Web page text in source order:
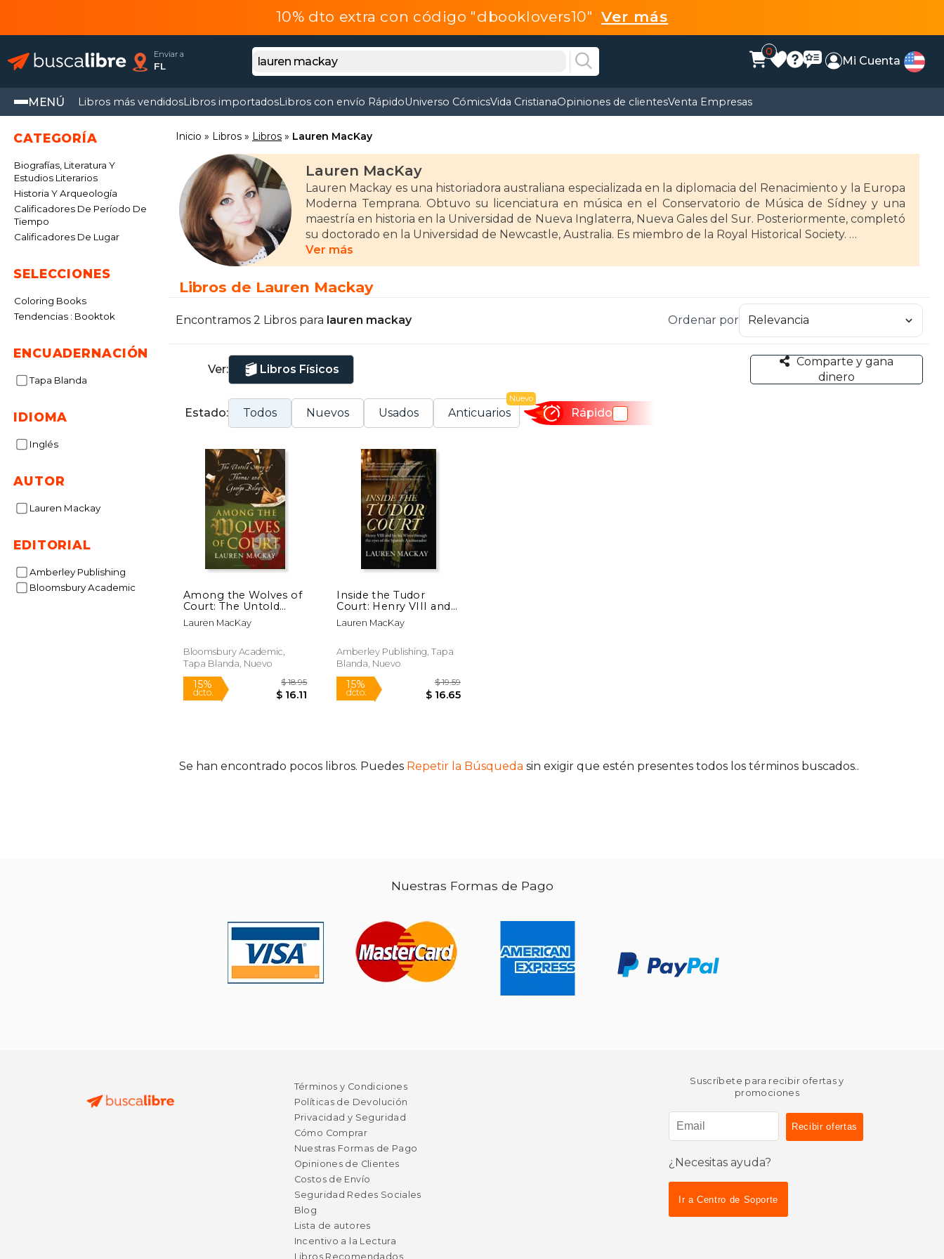
10% dto extra con código "dbooklovers10" Ver más
Enviar a
FL
0
Mi Cuenta
MENÚ Libros más vendidosLibros importadosLibros con envío RápidoUniverso CómicsVida CristianaOpiniones de clientesVenta Empresas
CATEGORÍA
Biografías, Literatura Y
Estudios Literarios
Historia Y Arqueología
Calificadores De Período De
Tiempo
Calificadores De Lugar
SELECCIONES
Coloring Books
Tendencias : Booktok
ENCUADERNACIÓN
Tapa Blanda
IDIOMA
Inglés
AUTOR
Lauren Mackay
EDITORIAL
Amberley Publishing
Bloomsbury Academic
Inicio Libros Libros Lauren MacKay
Lauren MacKay
Lauren Mackay es una historiadora australiana especializada en la diplomacia del Renacimiento y la Europa
Moderna Temprana. Obtuvo su licenciatura en música en el Conservatorio de Música de Sídney y una
maestría en historia en la Universidad de Nueva Inglaterra, Nueva Gales del Sur. Posteriormente, completó
su doctorado en la Universidad de Newcastle, Australia. Es miembro de la Royal Historical Society.
Entre sus obras destacadas se encuentra "Inside the Tudor Court: Henry VIII and his Six Wives through the
eyes of the Spanish Ambassador" (2014), una biografía que ofrece una perspectiva única de la corte Tudor.
También es autora de "Among The Wolves of Court: The Untold Story of Thomas and George Boleyn"
(2018), una biografía que explora la vida de los hermanos Boleyn. Además, contribuyó al "Wolf Hall
Companion" (2015), una guía literaria que complementa la famosa novela histórica.
Ver más
Libros de Lauren Mackay
Encontramos 2 Libros para lauren mackay Ordenar por
Ver: Libros Físicos
Comparte y gana
dinero
Estado: Todos Nuevos Usados Anticuarios
Nuevo
Rápido
Among the Wolves of
Court: The Untold
Story of Thomas and
George Boleyn (en
Lauren MacKay
Bloomsbury Academic,
Tapa Blanda, Nuevo
15%
dcto. $ 16.11
Inside the Tudor
Court: Henry VIII and
His Six Wives Through
the Eyes of the
(en Inglés)
Lauren MacKay
Amberley Publishing, Tapa
Blanda, Nuevo
15%
dcto. $ 16.65
Se han encontrado pocos libros. Puedes Repetir la Búsqueda sin exigir que estén presentes todos los términos buscados..
Nuestras Formas de Pago
Términos y Condiciones
Políticas de Devolución
Privacidad y Seguridad
Cómo Comprar
Nuestras Formas de Pago
Opiniones de Clientes
Costos de Envío
Seguridad Redes Sociales
Blog
Lista de autores
Incentivo a la Lectura
Libros Recomendados
Suscríbete para recibir ofertas y
promociones
¿Necesitas ayuda?
Ir a Centro de Soporte